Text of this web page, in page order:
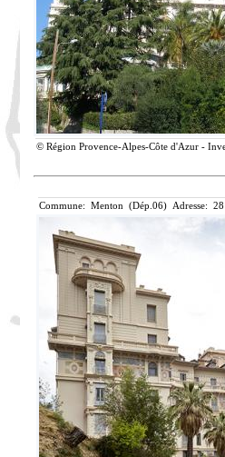
© Région Provence-Alpes-Côte d'Azur -
Commune: Menton (Dép.06) Adresse: 28